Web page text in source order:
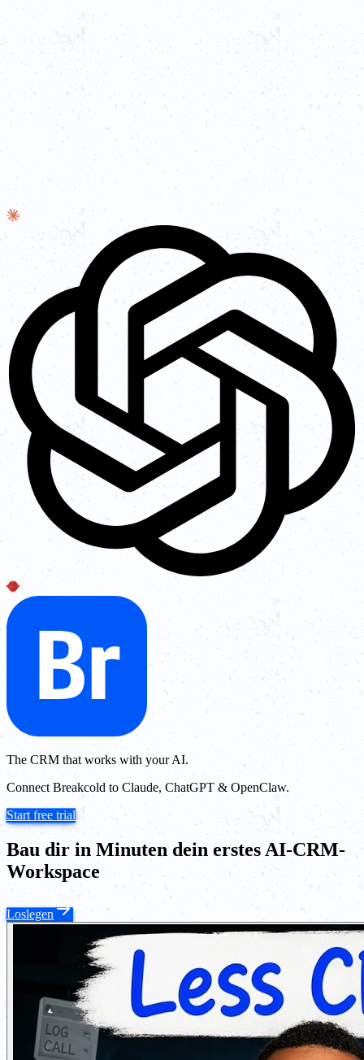
The CRM that works with your AI.
Connect Breakcold to Claude, ChatGPT & OpenClaw.
Start free trial
Bau dir in Minuten dein erstes AI-CRM-
Workspace
Loslegen